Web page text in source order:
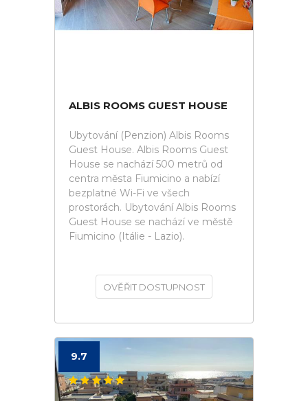
ALBIS ROOMS GUEST HOUSE
Ubytování (Penzion) Albis Rooms
Guest House. Albis Rooms Guest
House se nachází 500 metrů od
centra města Fiumicino a nabízí
bezplatné Wi-Fi ve všech
prostorách. Ubytování Albis Rooms
Guest House se nachází ve městě
Fiumicino (Itálie - Lazio).
OVĚŘIT DOSTUPNOST
9.7